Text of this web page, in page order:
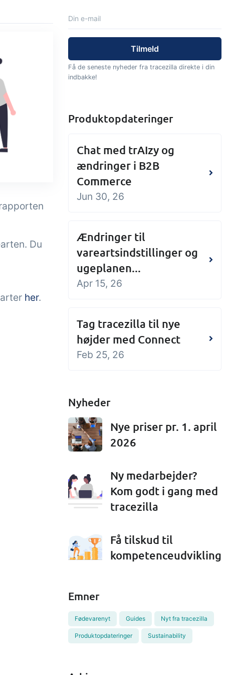
Tilføjelse
Connect
Masser af muligheder for
automatik og tilpassede
flows via udveksling af filer
Du
her.
Få de seneste nyheder fra tracezilla direkte i din
indbakke!
Produktopdateringer
Chat med trAIzy og
ændringer i B2B
Commerce
Jun 30, 26
Ændringer til
vareartsindstillinger og
ugeplanen...
Apr 15, 26
Tag tracezilla til nye
højder med Connect
Feb 25, 26
Nyheder
Nye priser pr. 1. april
2026
Ny medarbejder?
Kom godt i gang med
tracezilla
Få tilskud til
kompetenceudvikling
Emner
Fødevarenyt Guides Nyt fra tracezilla
Produktopdateringer Sustainability